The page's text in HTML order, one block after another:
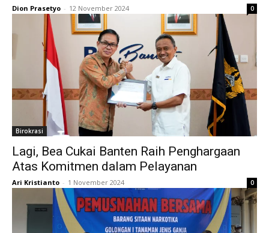
Dion Prasetyo - 12 November 2024 0
Birokrasi
Lagi, Bea Cukai Banten Raih Penghargaan
Atas Komitmen dalam Pelayanan
Ari Kristianto - 1 November 2024 0